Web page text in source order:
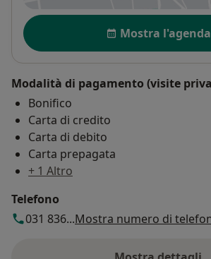
Disponibilità
Mostra l'agenda
Modalità di pagamento (visite
Bonifico
Carta di credito
Carta di debito
Carta prepagata
+ 1 Altro
Telefono
031 836...Mostra numero di